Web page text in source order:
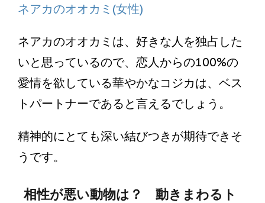
ネアカのオオカミ(女性)
ネアカのオオカミは、好きな人を独占した
いと思っているので、恋人からの100%の
愛情を欲している華やかなコジカは、ベス
トパートナーであると言えるでしょう。
精神的にとても深い結びつきが期待できそ
うです。
相性が悪い動物は？ 動きまわるト